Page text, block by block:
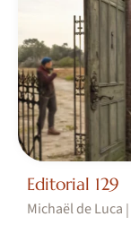
Editorial 129
Michaël de Luca |